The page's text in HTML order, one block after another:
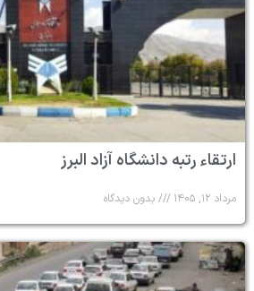
ارتقاء رتبه دانشگاه آزاد البرز
مرداد ۱۲, ۱۴۰۵ بدون دیدگاه